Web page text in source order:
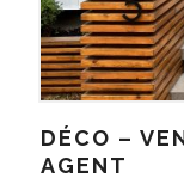
DÉCO –
AGENT